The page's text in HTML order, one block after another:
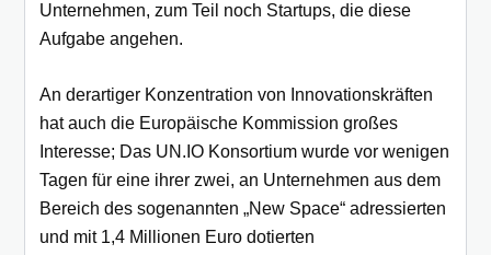
Unternehmen, zum Teil noch Startups, die diese
Aufgabe angehen.
An derartiger Konzentration von Innovationskräften
hat auch die Europäische Kommission großes
Interesse; Das UN.IO Konsortium wurde vor wenigen
Tagen für eine ihrer zwei, an Unternehmen aus dem
Bereich des sogenannten „New Space“ adressierten
und mit 1,4 Millionen Euro dotierten